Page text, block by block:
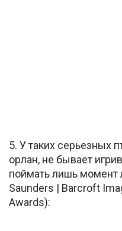
5. У таких серьезных
орлан, не бывает
поймать лишь момент
Saunders | Barcroft
Awards):